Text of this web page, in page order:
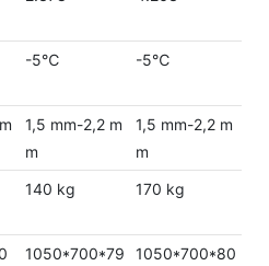
-5℃ -5℃
1,5 mm-2,2 m
m
1,5 mm-2,2 m
m
140 kg 170 kg
1050*700*79
1050*700*80